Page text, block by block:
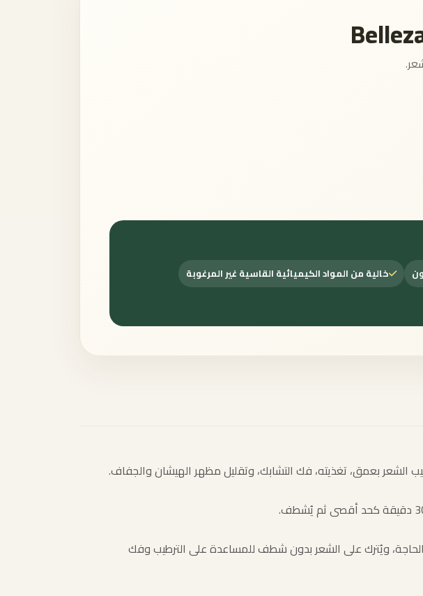
خالية من المواد الكيميائية القاسية غير المرغوبة
ويُترك على الشعر بدون شطف للمساعدة على الترطيب وفك